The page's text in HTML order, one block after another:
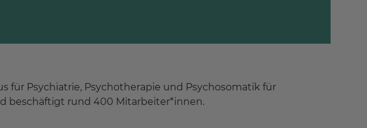
für Psychiatrie, Psychotherapie und Psychosomatik für
beschäftigt rund 400 Mitarbeiter*innen.